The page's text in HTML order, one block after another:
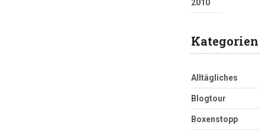
2010
Kategorien
Alltägliches
Blogtour
Boxenstopp